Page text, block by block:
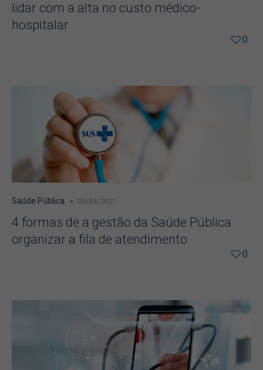
lidar com a alta no custo médico-
hospitalar
0
Saúde Pública 08/03/2021
4 formas de a gestão da Saúde Pública
organizar a fila de atendimento
0